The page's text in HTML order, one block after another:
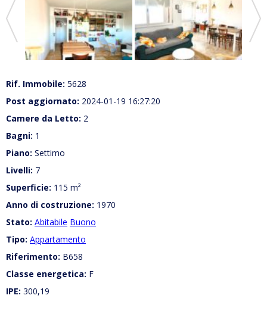
Rif. Immobile: 5628
Post aggiornato: 2024-01-19 16:27:20
Camere da Letto: 2
Bagni: 1
Piano: Settimo
Livelli: 7
Superficie: 115 m²
Anno di costruzione: 1970
Stato: Abitabile Buono
Tipo: Appartamento
Riferimento: B658
Classe energetica: F
IPE: 300,19